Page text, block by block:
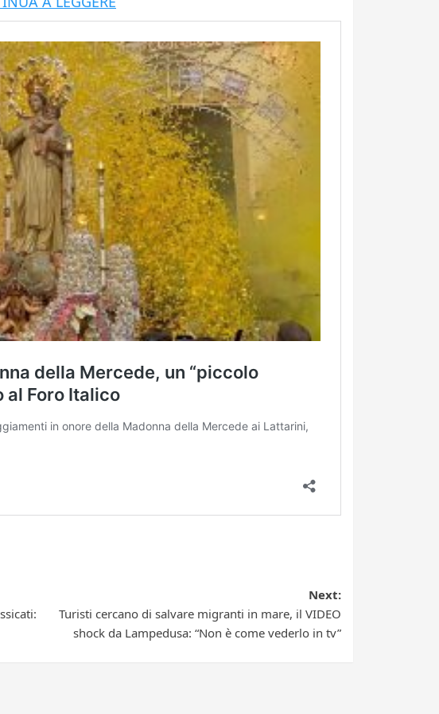
Next:
Turisti cercano di salvare migranti in mare, il VIDEO
shock da Lampedusa: “Non è come vederlo in tv”